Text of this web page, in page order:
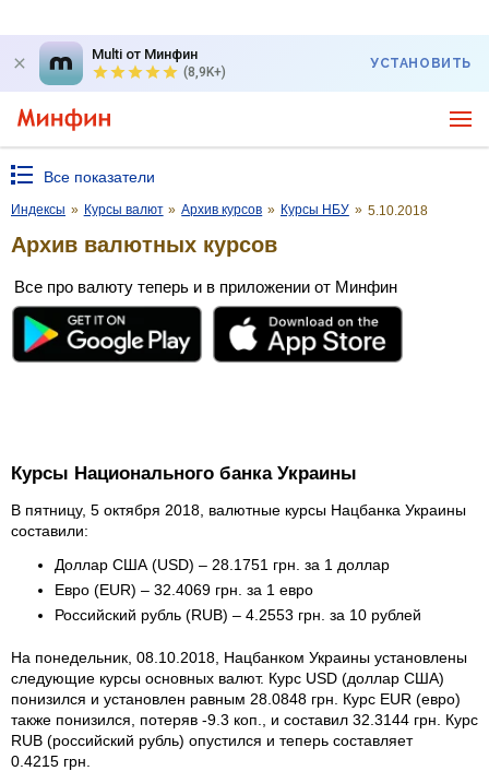
Multi от Минфин
(8,9K+)
УСТАНОВИТЬ
Все показатели
Индексы » Курсы валют » Архив курсов » Курсы НБУ » 5.10.2018
Архив валютных курсов
Все про валюту теперь и в приложении от Минфин
Курсы Национального банка Украины
В пятницу, 5 октября 2018, валютные курсы Нацбанка Украины
составили:
Доллар США (USD) – 28.1751 грн. за 1 доллар
Евро (EUR) – 32.4069 грн. за 1 евро
Российский рубль (RUB) – 4.2553 грн. за 10 рублей
На понедельник, 08.10.2018, Нацбанком Украины установлены
следующие курсы основных валют. Курс USD (доллар США)
понизился и установлен равным 28.0848 грн. Курс EUR (евро)
также понизился, потеряв -9.3 коп., и составил 32.3144 грн. Курс
RUB (российский рубль) опустился и теперь составляет
0.4215 грн.